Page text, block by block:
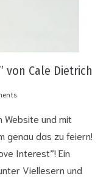
von Cale Dietrich
Website und mit
genau das zu feiern!
Interest”! Ein
Viellesern und